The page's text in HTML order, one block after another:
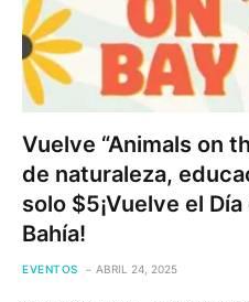
Vuelve “Animals on
de naturaleza,
solo $5¡Vuelve el
Bahía!
EVENTOS ABRIL 24, 2025